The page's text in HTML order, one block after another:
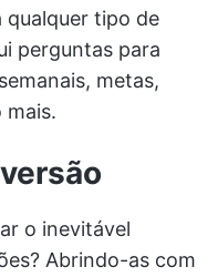
qualquer tipo de
perguntas para
metas,
mais.
o inevitável
Abrindo-as com